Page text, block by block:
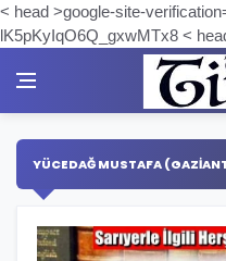
< head >google-site-
lK5pKyIqO6Q_gxwMTx8 <
YÜCEDAĞ MUSTAFA